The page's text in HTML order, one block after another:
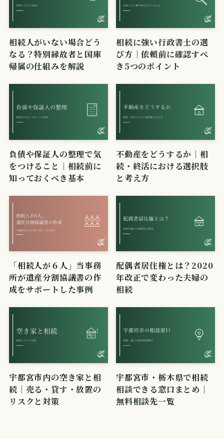
相続人がいない場合どう
なる？特別縁故者と国庫
帰属の仕組みを解説
相続に強い行政書士の選
び方｜依頼前に確認すべ
き5つのポイント
負債や保証人の整理で気
をつけること｜相続前に
知っておくべき基本
不動産をどうするか｜相
続・終活における選択肢
と考え方
「相続人が６人」当事務
所が遺産分割協議書の作
成をサポートした事例
配偶者居住権とは？2020
年改正で変わった夫婦の
相続
宇都宮市内の空き家と相
続｜売る・貸す・放置の
リスクと対策
宇都宮市・栃木県で相続
相談できる窓口まとめ｜
無料相談先一覧